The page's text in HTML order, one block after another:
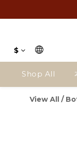
$
Shop All
View All /